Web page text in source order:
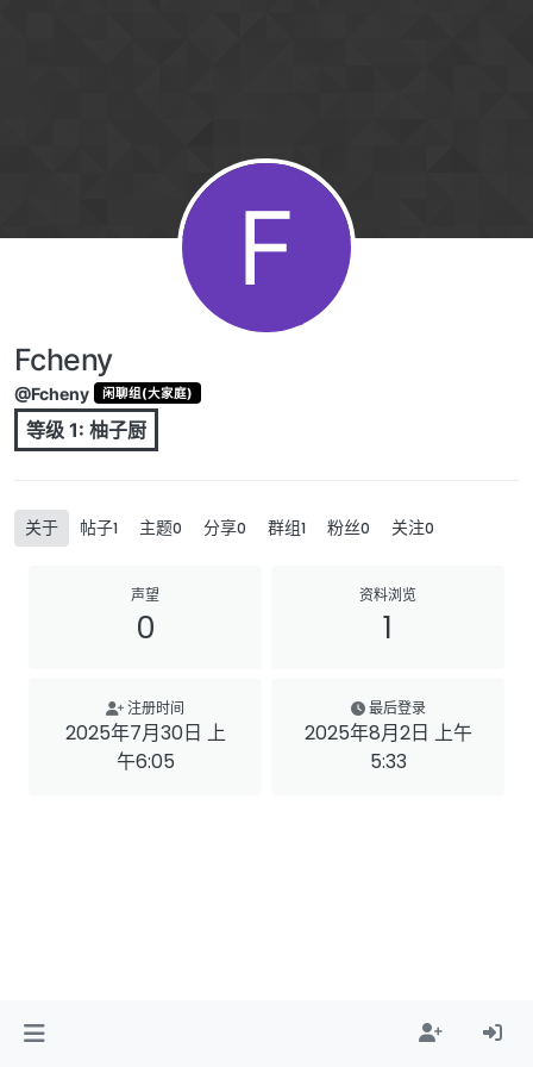
F
Fcheny
@Fcheny 闲聊组(大家庭)
等级 1: 柚子厨
关于 帖子1 主题0 分享0 群组1 粉丝0 关注0
声望
0
资料浏览
1
注册时间
2025年7月30日 上
午6:05
最后登录
2025年8月2日 上午
5:33